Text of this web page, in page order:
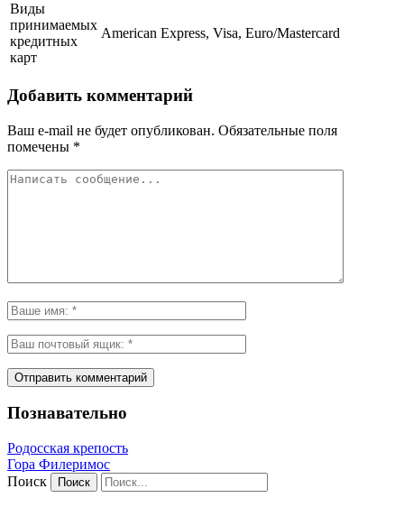
Виды
принимаемых
кредитных
карт
American Express, Visa, Euro/Mastercard
Добавить комментарий
Ваш e-mail не будет опубликован. Обязательные поля
помечены *
Познавательно
Родосская крепость
Гора Филеримос
Поиск